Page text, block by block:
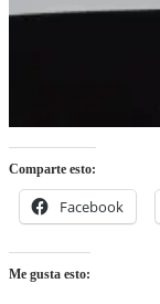
Comparte esto:
Facebook
Me gusta esto: